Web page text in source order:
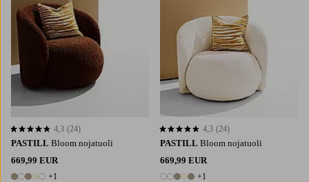
PASTILL Bloom nojatuoli
669,99 EUR
+1
4,3 perustuen 24 arvosanaan
4,3 (24)
PASTILL Bloom nojatuoli
669,99 EUR
+1
4,3 perustuen 24 arvosanaan
4,3 (24)